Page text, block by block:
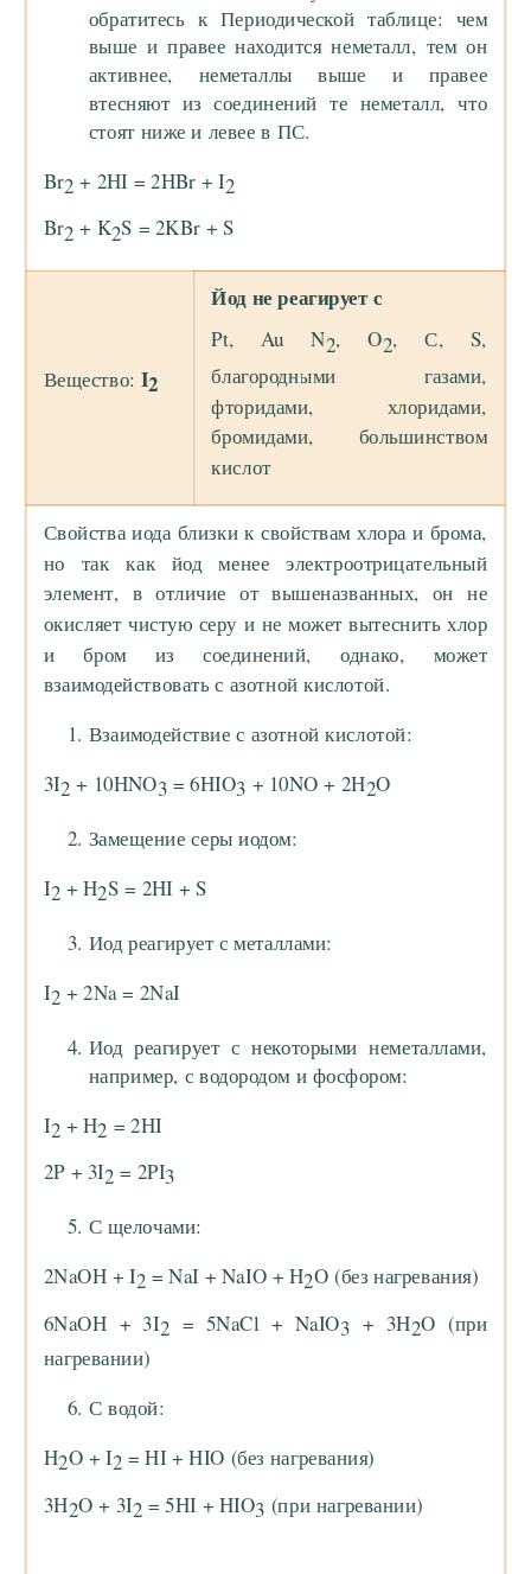
обратитесь к Периодической таблице: чем
выше и правее находится неметалл, тем он
активнее, неметаллы выше и правее
втесняют из соединений те неметалл, что
стоят ниже и левее в ПС.
Br2 + 2HI = 2HBr + I2
Br2 + K2S = 2KBr + S
Вещество: I2
Йод не реагирует с
Pt, Au N2, O2, С, S,
благородными газами,
фторидами, хлоридами,
бромидами, большинством
кислот
Свойства иода близки к свойствам хлора и брома,
но так как йод менее электроотрицательный
элемент, в отличие от вышеназванных, он не
окисляет чистую серу и не может вытеснить хлор
и бром из соединений, однако, может
взаимодействовать с азотной кислотой.
Взаимодействие с азотной кислотой:
3I2 + 10HNO3 = 6HIO3 + 10NO + 2H2O
Замещение серы иодом:
I2 + H2S = 2HI + S
Иод реагирует с металлами:
I2 + 2Na = 2NaI
Иод реагирует с некоторыми неметаллами,
например, с водородом и фосфором:
I2 + H2 = 2HI
2P + 3I2 = 2PI3
С щелочами:
2NaOH + I2 = NaI + NaIO + H2O (без нагревания)
6NaOH + 3I2 = 5NaCl + NaIO3 + 3H2O (при
нагревании)
С водой:
H2O + I2= HI + HIO (без нагревания)
3H2O + 3I2 = 5HI + HIO3 (при нагревании)